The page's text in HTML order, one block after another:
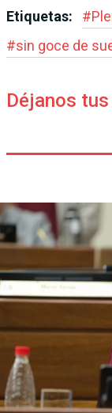
Etiquetas: #
#sin goce de
Déjanos